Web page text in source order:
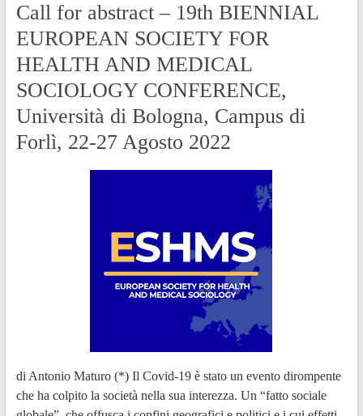
Call for abstract – 19th BIENNIAL
EUROPEAN SOCIETY FOR
HEALTH AND MEDICAL
SOCIOLOGY CONFERENCE,
Università di Bologna, Campus di
Forlì, 22-27 Agosto 2022
di Antonio Maturo (*) Il Covid-19 è stato un evento dirompente
che ha colpito la società nella sua interezza. Un “fatto sociale